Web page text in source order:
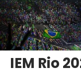
IEM Rio